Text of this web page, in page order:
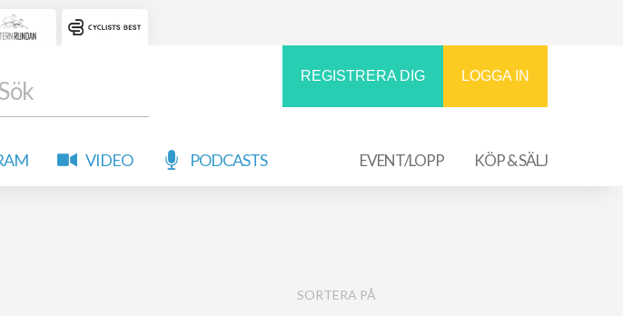
REGISTRERA DIG LOGGA IN
VIDEO PODCASTS EVENT/LOPP KÖP & SÄLJ
SORTERA PÅ